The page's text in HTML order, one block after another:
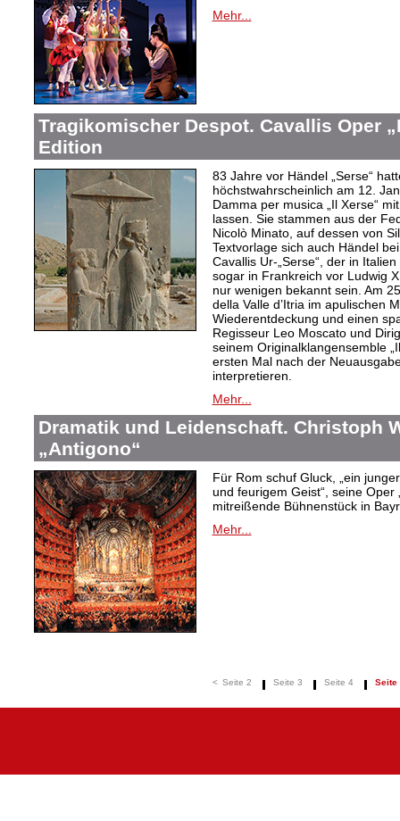
Mehr...
Tragikomischer Despot. Cavallis Oper
Edition
83 Jahre vor Händel „Serse“
höchstwahrscheinlich am 12.
Damma per musica „Il Xerse“
lassen. Sie stammen aus der
Nicolò Minato, auf dessen von
Textvorlage sich auch Händel
Cavallis Ur-„Serse“, der in
sogar in Frankreich vor Ludwig
nur wenigen bekannt sein. Am
della Valle d’Itria im apulischen
Wiederentdeckung und einen
Regisseur Leo Moscato und
seinem Originalklangensemble
ersten Mal nach der
interpretieren.
Mehr...
Dramatik und Leidenschaft. Christoph
„Antigono“
Für Rom schuf Gluck, „ein
und feurigem Geist“, seine Oper
mitreißende Bühnenstück in
Mehr...
< Seite 2 Seite 3 Seite 4 Seite